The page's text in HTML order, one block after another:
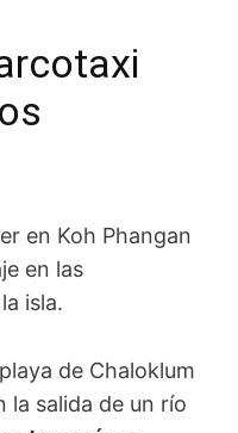
en Koh Phangan
en las
isla.
de Chaloklum
la salida de un río